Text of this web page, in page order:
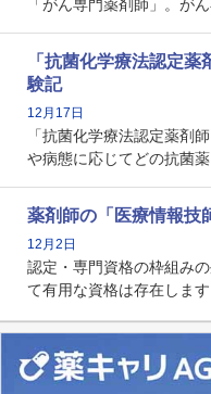
「がん専門薬剤師」。が
関する資格として、2009
剤師の専門性を活かして
貢献する姿は、今も病院薬
かれる存在です。
「抗菌化学療法認定
験記
12月17日
「抗菌化学療法認定薬剤
や病態に応じてどの抗菌
る薬剤師です。現在、感
基準に専任の薬剤師配置
後は感染症領域で薬剤師
求められる可能性もあり
薬剤師の「医療情報技
12月2日
認定・専門資格の枠組み
て有用な資格は存在します
査データ、投薬歴など非
データを利活用し、またシ
とは、病院薬剤師を中心に